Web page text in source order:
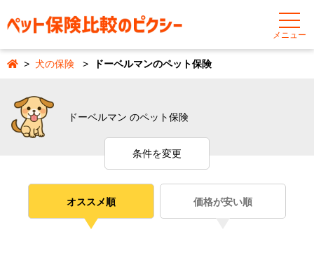
メニュー
犬の保険 ドーベルマンのペット保険
ドーベルマン のペット保険
条件を変更
オススメ順 価格が安い順